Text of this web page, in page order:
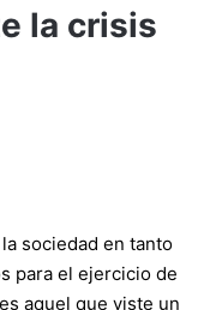
la crisis
sociedad en tanto
para el ejercicio de
aquel que viste un